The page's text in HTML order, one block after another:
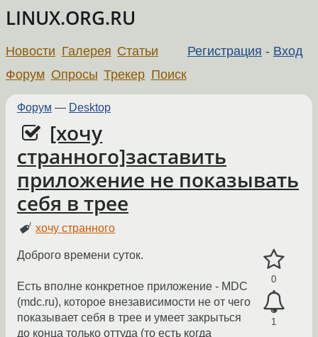
LINUX.ORG.RU
Регистрация - Вход
Новости Галерея Статьи
Форум Опросы Трекер Поиск
Форум — Desktop
[хочу
странного]заставить
приложение не показывать
себя в трее
хочу странного
0
1
Доброго времени суток.
Есть вполне конкретное приложение - MDC
(mdc.ru), которое внезависимости не от чего
показывает себя в трее и умеет закрыться
до конца только оттуда (то есть когда